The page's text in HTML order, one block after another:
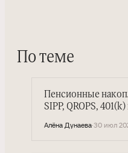
По теме
Пенсионные
SIPP, QROPS,
Алёна Дунаева·30 июл